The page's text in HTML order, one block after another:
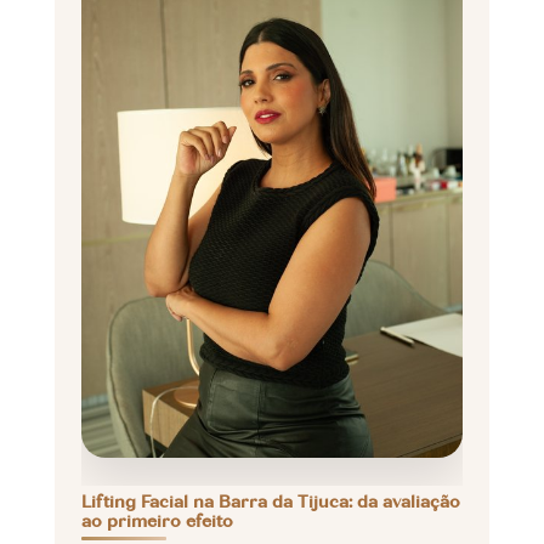
Lifting Facial na Barra da Tijuca: da avaliação
ao primeiro efeito